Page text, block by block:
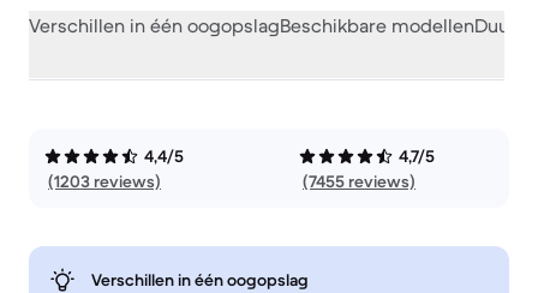
Verschillen in één oogopslagBeschikbare modellen
4,4/5
(1203 reviews)
4,7/5
(7455 reviews)
Verschillen in één oogopslag